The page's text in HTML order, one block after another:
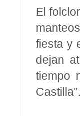
El
fiesta y
dejan
tiempo